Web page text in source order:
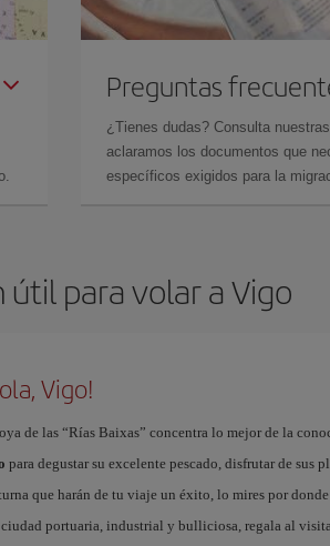
Preguntas
¿Tienes dudas? Consulta nuestras
aclaramos los documentos que
específicos exigidos para la
para volar a Vigo
Vigo!
de las “Rías Baixas” concentra lo mejor de la
para degustar su excelente pescado, disfrutar de sus
que harán de tu viaje un éxito, lo mires por
portuaria, industrial y bulliciosa, regala al